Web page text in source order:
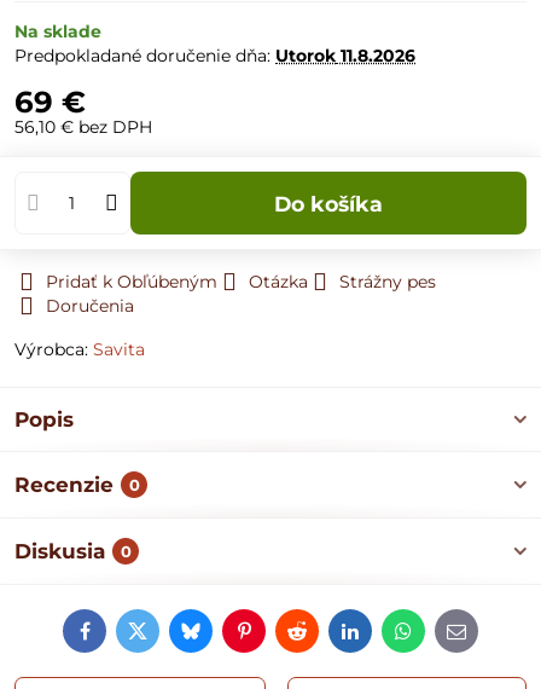
Na sklade
Predpokladané doručenie dňa: Utorok 11.8.2026
69 €
56,10 € bez DPH
Do košíka
Pridať k Obľúbeným Otázka
Strážny pes
Doručenia
Výrobca: Savita
Popis
Recenzie 0
Diskusia 0
FacebookTwitterBlueskyPinterestRedditLinkedInWhatsApp
E-
mail